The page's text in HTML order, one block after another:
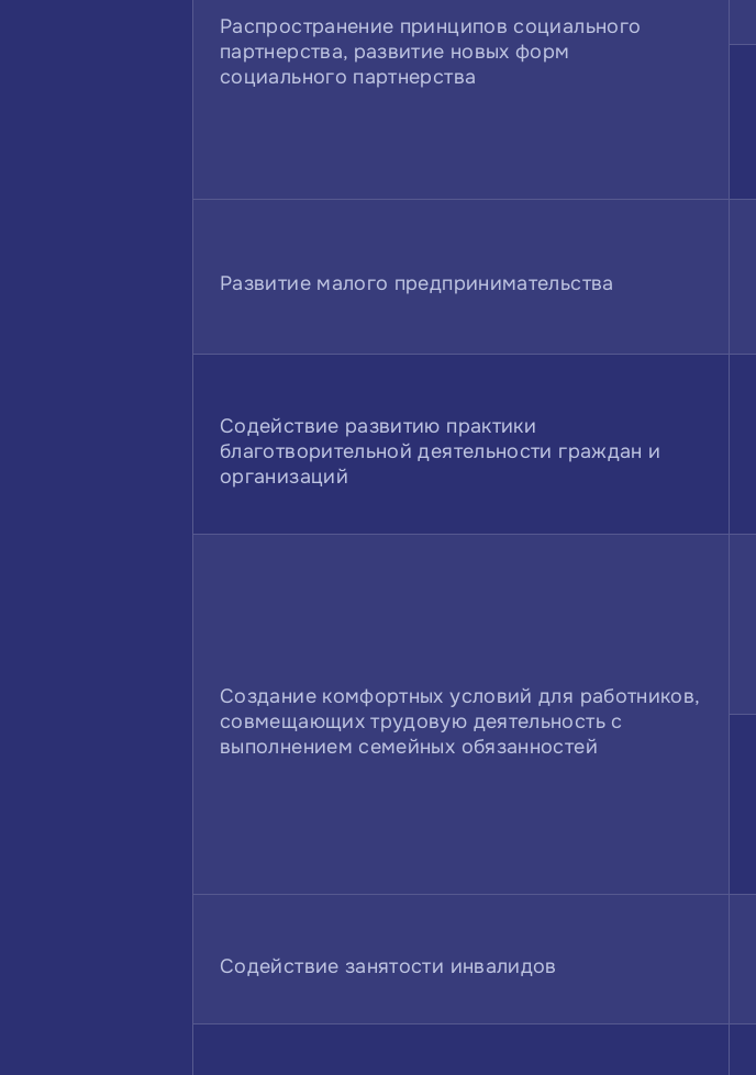
Распространение принципов социального
партнерства, развитие новых форм
социального партнерства
Развитие малого предпринимательства
Содействие развитию практики
благотворительной деятельности граждан и
организаций
Создание комфортных условий для работников,
совмещающих трудовую деятельность с
выполнением семейных обязанностей
Содействие занятости инвалидов